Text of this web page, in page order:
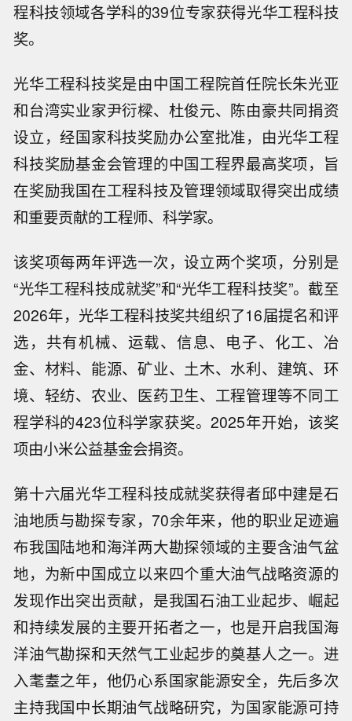
程科技领域各学科的39位专家获得光华工程科技
奖。
光华工程科技奖是由中国工程院首任院长朱光亚
和台湾实业家尹衍樑、杜俊元、陈由豪共同捐资
设立，经国家科技奖励办公室批准，由光华工程
科技奖励基金会管理的中国工程界最高奖项，旨
在奖励我国在工程科技及管理领域取得突出成绩
和重要贡献的工程师、科学家。
该奖项每两年评选一次，设立两个奖项，分别是
“光华工程科技成就奖”和“光华工程科技奖”。截至
2026年，光华工程科技奖共组织了16届提名和评
选，共有机械、运载、信息、电子、化工、冶
金、材料、能源、矿业、土木、水利、建筑、环
境、轻纺、农业、医药卫生、工程管理等不同工
程学科的423位科学家获奖。2025年开始，该奖
项由小米公益基金会捐资。
第十六届光华工程科技成就奖获得者邱中建是石
油地质与勘探专家，70余年来，他的职业足迹遍
布我国陆地和海洋两大勘探领域的主要含油气盆
地，为新中国成立以来四个重大油气战略资源的
发现作出突出贡献，是我国石油工业起步、崛起
和持续发展的主要开拓者之一，也是开启我国海
洋油气勘探和天然气工业起步的奠基人之一。进
入耄耋之年，他仍心系国家能源安全，先后多次
主持我国中长期油气战略研究，为国家能源可持